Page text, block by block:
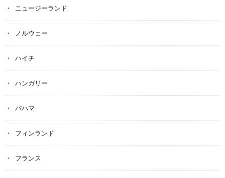
ニュージーランド
ノルウェー
ハイチ
ハンガリー
バハマ
フィンランド
フランス